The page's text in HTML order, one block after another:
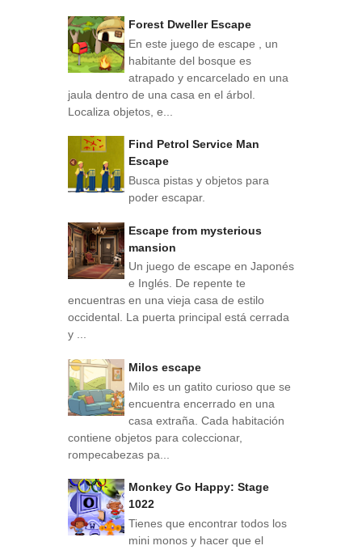
Forest Dweller Escape
En este juego de escape , un
habitante del bosque es
atrapado y encarcelado en una
jaula dentro de una casa en el árbol.
Localiza objetos, e...
Find Petrol Service Man
Escape
Busca pistas y objetos para
poder escapar.
Escape from mysterious
mansion
Un juego de escape en Japonés
e Inglés. De repente te
encuentras en una vieja casa de estilo
occidental. La puerta principal está cerrada
y ...
Milos escape
Milo es un gatito curioso que se
encuentra encerrado en una
casa extraña. Cada habitación
contiene objetos para coleccionar,
rompecabezas pa...
Monkey Go Happy: Stage
1022
Tienes que encontrar todos los
mini monos y hacer que el